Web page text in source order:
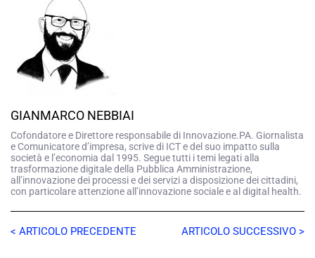
GIANMARCO NEBBIAI
Cofondatore e Direttore responsabile di Innovazione.PA. Giornalista
e Comunicatore d’impresa, scrive di ICT e del suo impatto sulla
società e l’economia dal 1995. Segue tutti i temi legati alla
trasformazione digitale della Pubblica Amministrazione,
all’innovazione dei processi e dei servizi a disposizione dei cittadini,
con particolare attenzione all’innovazione sociale e al digital health.
< ARTICOLO PRECEDENTE ARTICOLO SUCCESSIVO >